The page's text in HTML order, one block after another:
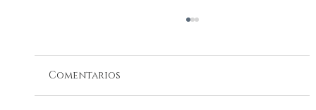
Comentarios